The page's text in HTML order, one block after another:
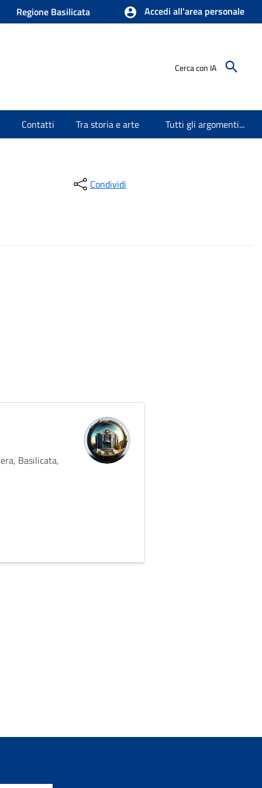
Regione Basilicata Accedi all'area personale
Cerca con IA
Contatti Tra storia e arte Tutti gli argomenti...
Condividi
Basilicata,